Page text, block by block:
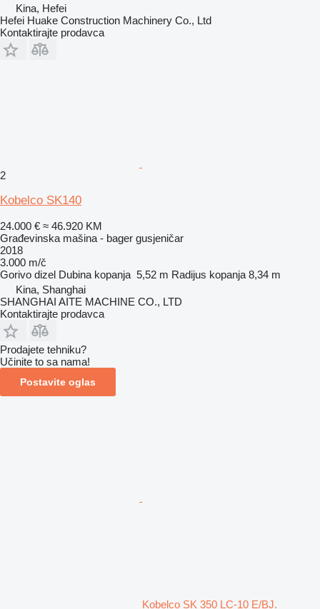
Kina, Hefei
Hefei Huake Construction Machinery Co., Ltd
Kontaktirajte prodavca
2
Kobelco SK140
24.000 € ≈ 46.920 KM
Građevinska mašina - bager gusjeničar
2018
3.000 m/č
Gorivo dizel Dubina kopanja 5,52 m Radijus kopanja 8,34 m
Kina, Shanghai
SHANGHAI AITE MACHINE CO., LTD
Kontaktirajte prodavca
Prodajete tehniku?
Učinite to sa nama!
Postavite oglas
Kobelco SK 350 LC-10 E/BJ.